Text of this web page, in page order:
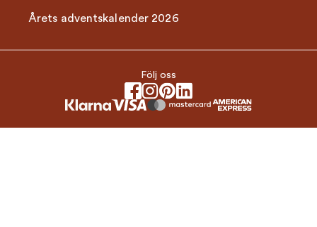
Årets adventskalender 2026
Följ oss